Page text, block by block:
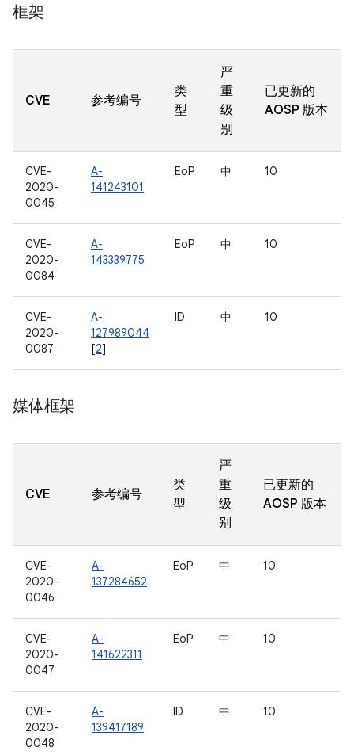
框架
CVE 参考编号
类
型
严
重
级
别
已更新的
AOSP 版本
CVE-
2020-
0045
A-
141243101
EoP 中 10
CVE-
2020-
0084
A-
143339775
EoP 中 10
CVE-
2020-
0087
A-
127989044
[2]
ID 中 10
媒体框架
CVE 参考编号
类
型
严
重
级
别
已更新的
AOSP 版本
CVE-
2020-
0046
A-
137284652
EoP 中 10
CVE-
2020-
0047
A-
141622311
EoP 中 10
CVE-
2020-
0048
A-
139417189
ID 中 10